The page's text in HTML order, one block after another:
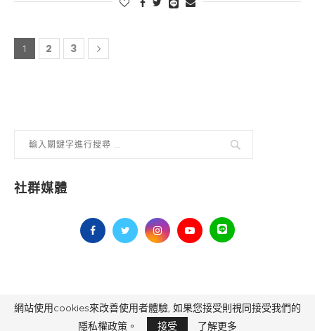
1 2 3
社群媒體
毅傳媒控股股份有限公司 版權所有，非經授權，不得轉載 All Right Reserved.
Yi Media Inc.
電話：02-8791-8559
網站使用cookies來改善使用者體驗, 如果您接受則視同接受我們的
隱私權政策。
接受 了解更多